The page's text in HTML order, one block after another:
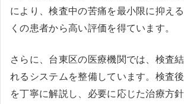
により、検査中の苦痛を最小限に抑え
くの患者から高い評価を得ています。
さらに、台東区の医療機関では、検査
れるシステムを整備しています。検査
を丁寧に解説し、必要に応じた治療方針